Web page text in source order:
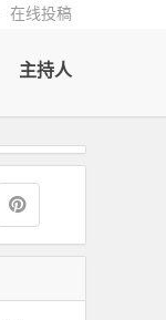
在线投稿
主持人